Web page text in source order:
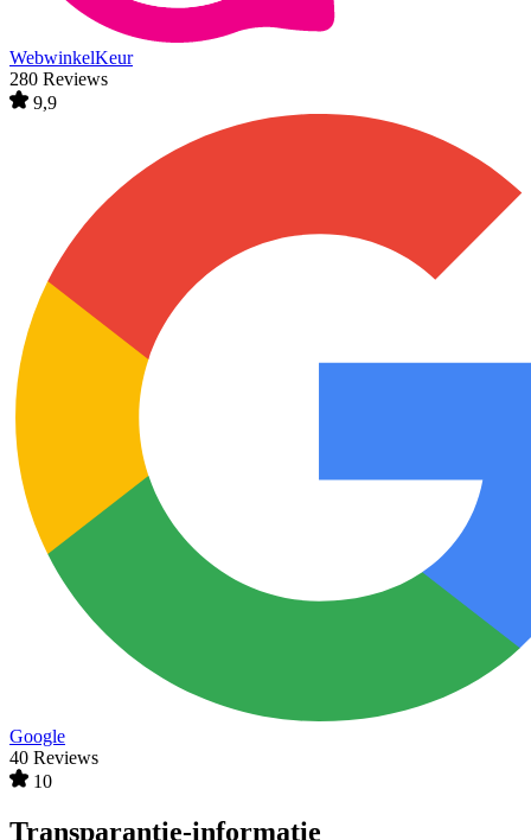
WebwinkelKeur
280 Reviews
9,9
Google
40 Reviews
10
Transparantie-informatie